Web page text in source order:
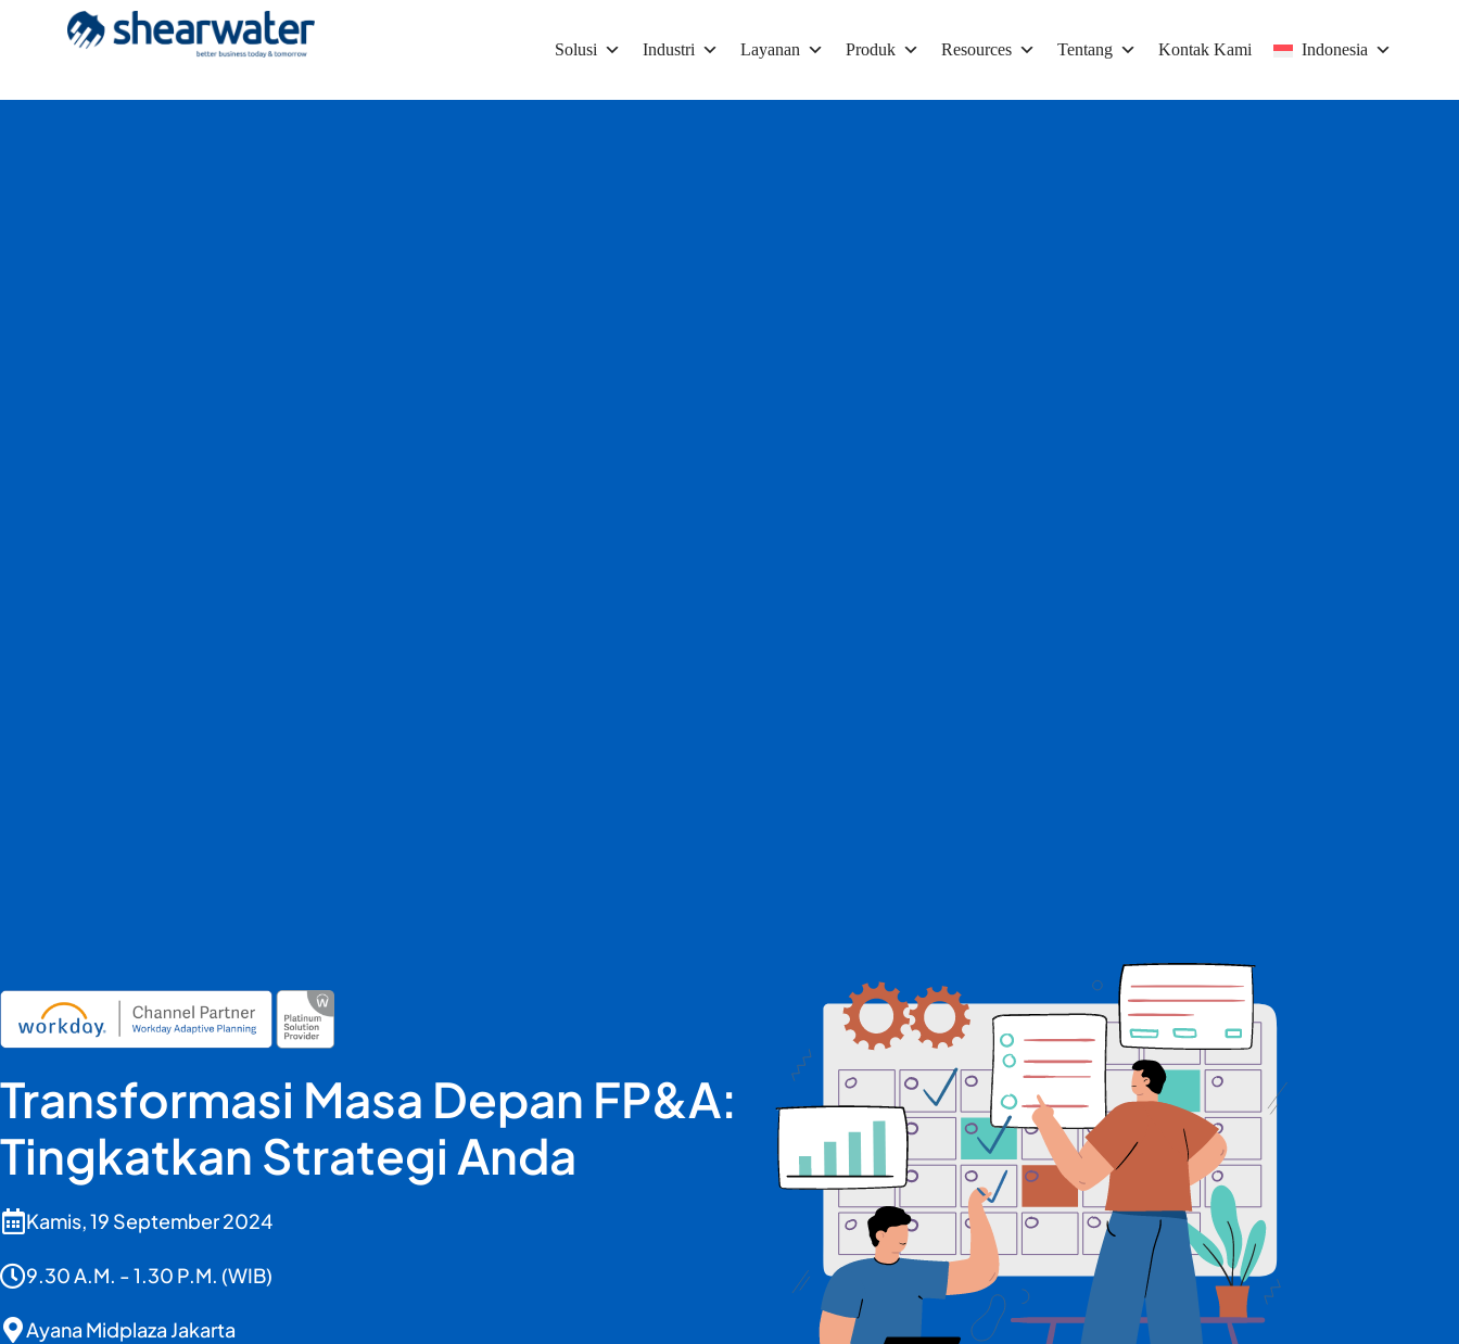
Solusi Industri Layanan Produk Resources Tentang Kontak Kami Indonesia
Transformasi Masa Depan FP&A:
Tingkatkan Strategi Anda
Kamis, 19 September 2024
9.30 A.M. - 1.30 P.M. (WIB)
Ayana Midplaza Jakarta